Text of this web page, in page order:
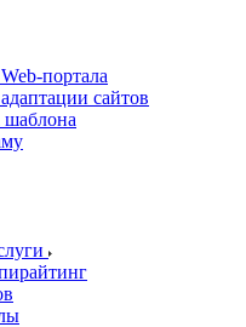
портала
сайтов
шаблона